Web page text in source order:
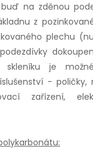
na zděnou
z
plechu
skleníku je
- poličky,
zařízení,